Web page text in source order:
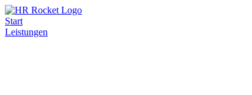
Start
Leistungen